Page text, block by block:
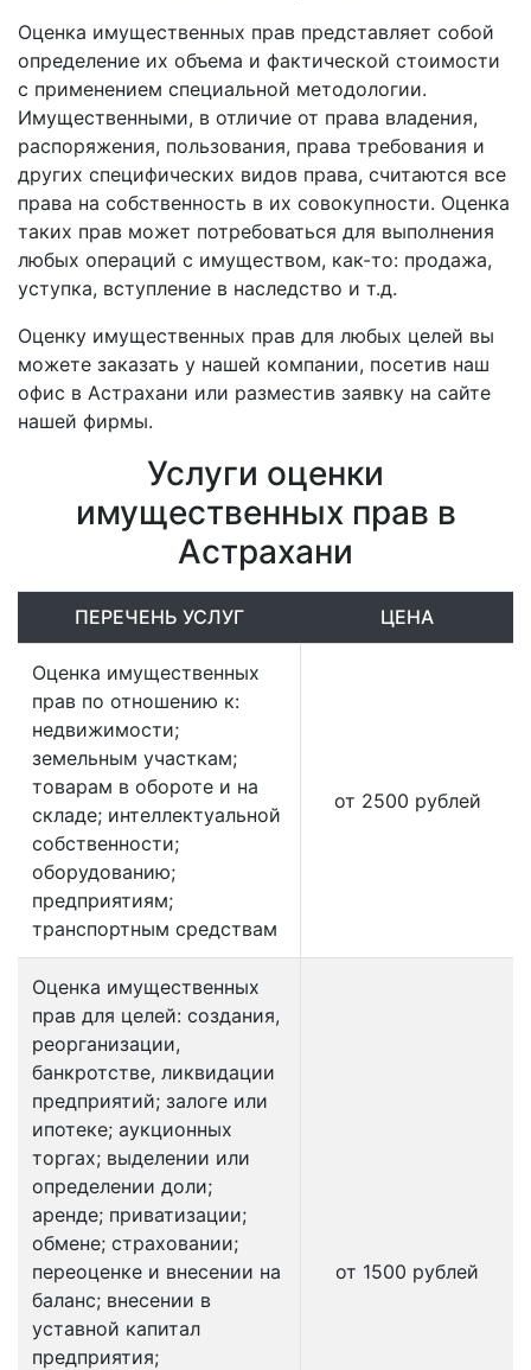
Оценка имущественных прав представляет собой
определение их объема и фактической стоимости
с применением специальной методологии.
Имущественными, в отличие от права владения,
распоряжения, пользования, права требования и
других специфических видов права, считаются все
права на собственность в их совокупности. Оценка
таких прав может потребоваться для выполнения
любых операций с имуществом, как-то: продажа,
уступка, вступление в наследство и т.д.
Оценку имущественных прав для любых целей вы
можете заказать у нашей компании, посетив наш
офис в Астрахани или разместив заявку на сайте
нашей фирмы.
Услуги оценки
имущественных прав в
Астрахани
ПЕРЕЧЕНЬ УСЛУГ ЦЕНА
Оценка имущественных
прав по отношению к:
недвижимости;
земельным участкам;
товарам в обороте и на
складе; интеллектуальной
собственности;
оборудованию;
предприятиям;
транспортным средствам
от 2500 рублей
Оценка имущественных
прав для целей: создания,
реорганизации,
банкротстве, ликвидации
предприятий; залоге или
ипотеке; аукционных
торгах; выделении или
определении доли;
аренде; приватизации;
обмене; страховании;
переоценке и внесении на
баланс; внесении в
уставной капитал
предприятия;
от 1500 рублей